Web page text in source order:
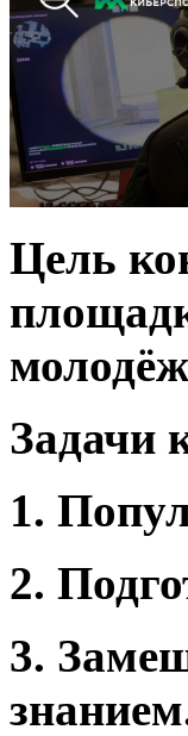
Цель
Задачи
1.
2.
3.